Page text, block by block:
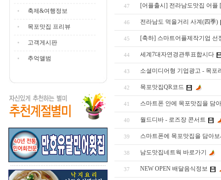
축제&여행정보
목포맛집 프리뷰
고객게시판
추억앨범
47 [어플출시] 전라남도맛집 어플
46 전라남도 먹을거리 사계(四季)
45 [축하] 스마트어플제작기업 선
44 세계7대자연경관투표합시다
43 소셜미디어형 기업광고 - 목포
42 목포맛집QR코드
41 스마트폰 안에 목포맛집을 담
40 월드디바 - 로즈장 콘서트
39 스마트폰에 목포맛집을 담아
38 남도맛집네트웍 바로가기
37 NEW OPEN 배달음식정보